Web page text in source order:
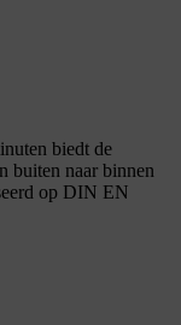
biedt de
buiten naar binnen
op DIN EN